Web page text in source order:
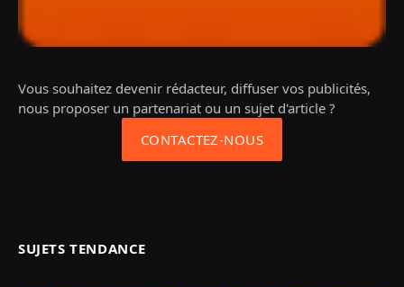
Vous souhaitez devenir rédacteur, diffuser vos publicités,
nous proposer un partenariat ou un sujet d'article ?
CONTACTEZ-NOUS
SUJETS TENDANCE